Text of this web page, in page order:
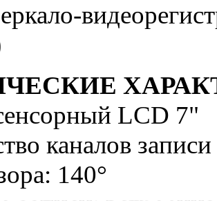
LCD 7"
каналов
140°